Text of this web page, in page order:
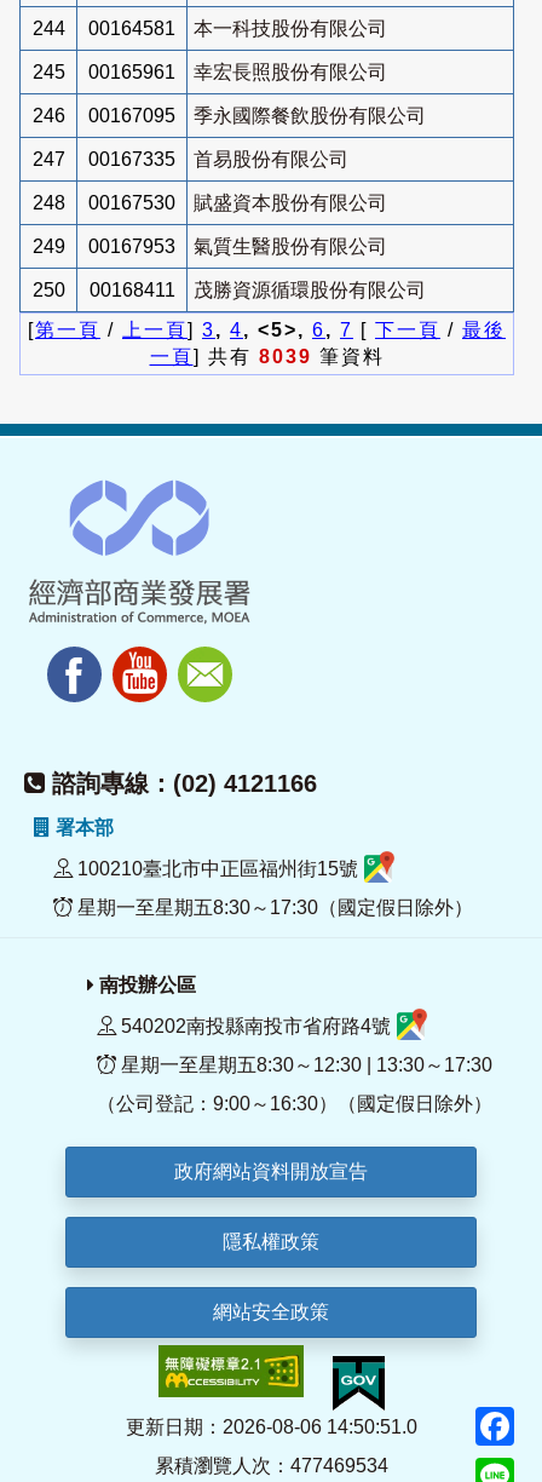
244 00164581 本一科技股份有限公司
245 00165961 幸宏長照股份有限公司
246 00167095 季永國際餐飲股份有限公司
247 00167335 首易股份有限公司
248 00167530 賦盛資本股份有限公司
249 00167953 氣質生醫股份有限公司
250 00168411
茂勝資源循環股份有限公司
[第一頁 / 上一頁] 3, 4, <5>, 6, 7 [ 下一頁 / 最後
一頁] 共有 8039 筆資料
諮詢專線：(02) 4121166
署本部
100210臺北市中正區福州街15號
星期一至星期五8:30～17:30（國定假日除外）
南投辦公區
540202南投縣南投市省府路4號
星期一至星期五8:30～12:30 | 13:30～17:30
（公司登記：9:00～16:30）（國定假日除外）
政府網站資料開放宣告
隱私權政策
網站安全政策
更新日期：2026-08-06 14:50:51.0
累積瀏覽人次：477469534